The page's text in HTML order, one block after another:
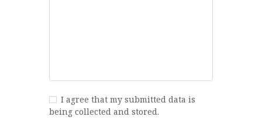
I agree that my submitted data is
being collected and stored.